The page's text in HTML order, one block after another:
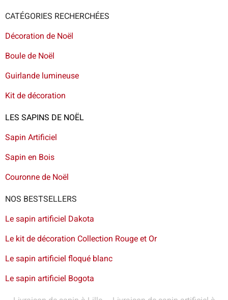
CATÉGORIES RECHERCHÉES
Décoration de Noël
Boule de Noël
Guirlande lumineuse
Kit de décoration
LES SAPINS DE NOËL
Sapin Artificiel
Sapin en Bois
Couronne de Noël
NOS BESTSELLERS
Le sapin artificiel Dakota
Le kit de décoration Collection Rouge et Or
Le sapin artificiel floqué blanc
Le sapin artificiel Bogota